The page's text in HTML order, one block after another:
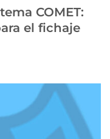
COMET:
el fichaje